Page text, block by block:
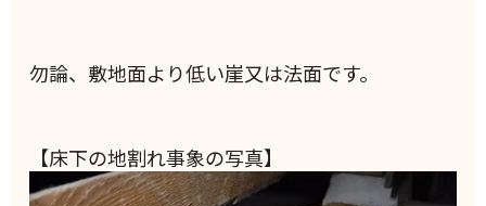
勿論、敷地面より低い崖又は法面です。
【床下の地割れ事象の写真】